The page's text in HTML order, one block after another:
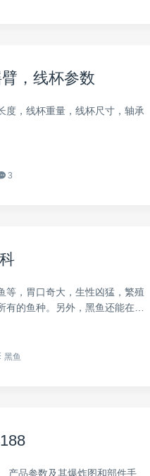
，线杯参数
度，线杯重量，线杯尺寸，轴承
3
等，胃口奇大，生性凶猛，繁殖
的鱼种。另外，黑鱼还能在陆
黑鱼
产品参数及其爆炸图和部件手